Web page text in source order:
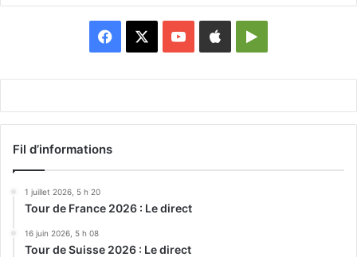
Facebook YouTubeAppleGoogle
Fil d’informations
1 juillet 2026, 5 h 20
Tour de France 2026 : Le direct
16 juin 2026, 5 h 08
Tour de Suisse 2026 : Le direct